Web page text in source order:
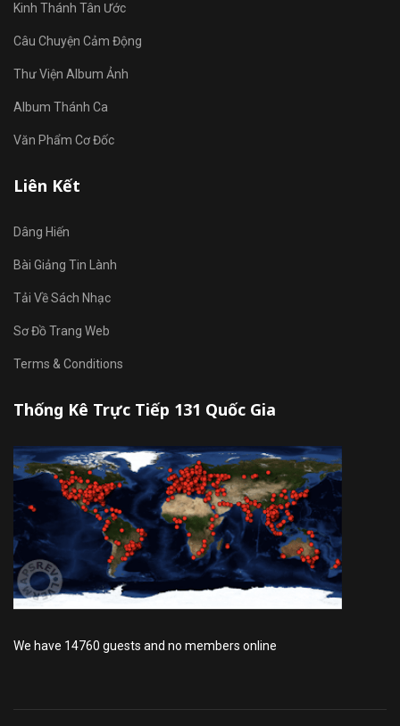
Kinh Thánh Tân Ước
Câu Chuyện Cảm Động
Thư Viện Album Ảnh
Album Thánh Ca
Văn Phẩm Cơ Đốc
Liên Kết
Dâng Hiến
Bài Giảng Tin Lành
Tải Về Sách Nhạc
Sơ Đồ Trang Web
Terms & Conditions
Thống Kê Trực Tiếp 131 Quốc Gia
We have 14760 guests and no members online